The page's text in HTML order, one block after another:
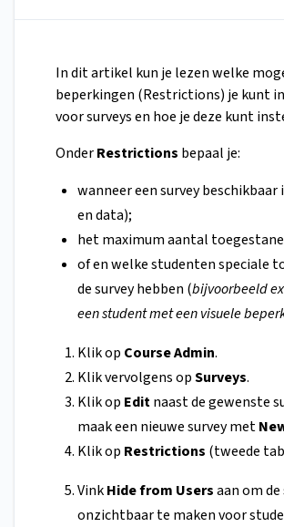
In dit artikel kun je lezen welke
beperkingen (Restrictions) je kunt
voor surveys en hoe je deze kunt
OnderRestrictions bepaal je:
wanneer een survey beschikbaar
en data);
het maximum aantal
of en welke studenten speciale
de survey hebben (bijvoorbeeld
een student met een visuele
Klik op Course Admin.
Klik vervolgens opSurveys.
Klik op Editnaast de gewenste
maak een nieuwe survey met
Klik op Restrictions (tweede
VinkHide from Usersaan om de
onzichtbaar te maken voor